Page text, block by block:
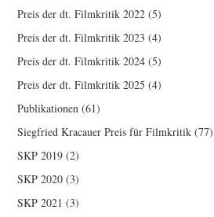
Preis der dt. Filmkritik 2022 (5)
Preis der dt. Filmkritik 2023 (4)
Preis der dt. Filmkritik 2024 (5)
Preis der dt. Filmkritik 2025 (4)
Publikationen (61)
Siegfried Kracauer Preis für Filmkritik (77)
SKP 2019 (2)
SKP 2020 (3)
SKP 2021 (3)